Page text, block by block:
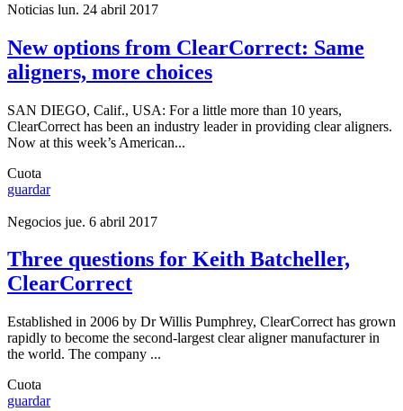
Noticias lun. 24 abril 2017
New options from ClearCorrect: Same
aligners, more choices
SAN DIEGO, Calif., USA: For a little more than 10 years,
ClearCorrect has been an industry leader in providing clear aligners.
Now at this week’s American...
Cuota
guardar
Negocios jue. 6 abril 2017
Three questions for Keith Batcheller,
ClearCorrect
Established in 2006 by Dr Willis Pumphrey, ClearCorrect has grown
rapidly to become the second-largest clear aligner manufacturer in
the world. The company ...
Cuota
guardar